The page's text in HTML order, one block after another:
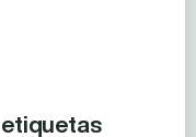
etiquetas